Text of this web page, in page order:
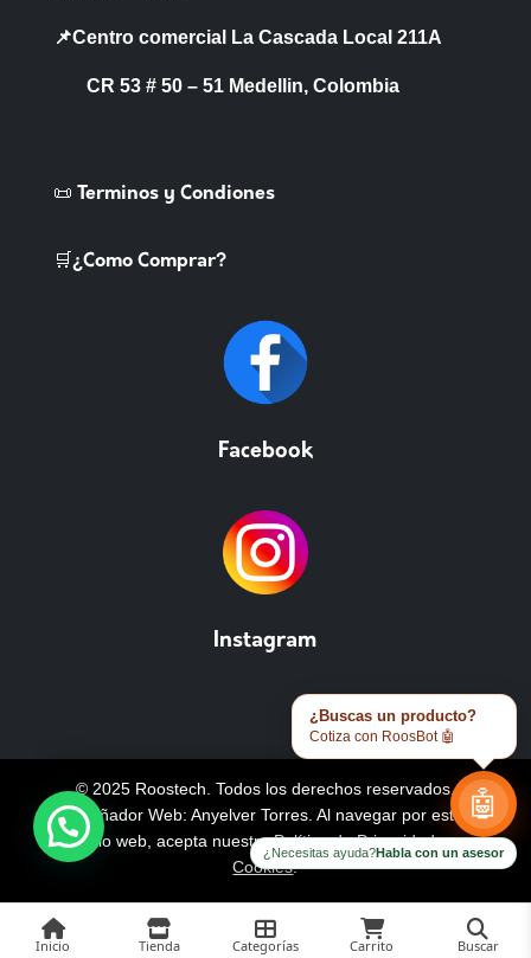
📌Centro comercial La Cascada Local 211A
CR 53 # 50 – 51 Medellin, Colombia
📜 Terminos y Condiones
🛒¿Como Comprar?
Facebook
Instagram
© 2025 Roostech. Todos los derechos reservados.
Diseñador Web: Anyelver Torres. Al navegar por este
sitio web, acepta nuestraPolítica de Privacidad y
Cookies.
Inicio Tienda Categorías Carrito Buscar
¿Buscas un producto?
Cotiza con RoosBot 🤖
🤖
¿Necesitas ayuda?Habla con un asesor